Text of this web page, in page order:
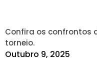
Confira os confrontos
torneio.
Outubro 9, 2025